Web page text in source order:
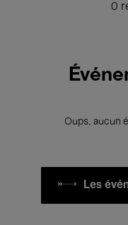
0
Oups, aucun
Les